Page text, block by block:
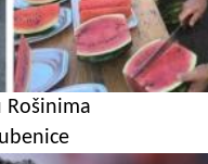
Rošinima